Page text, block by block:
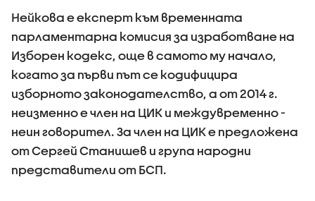
Нейкова е експерт към временната
парламентарна комисия за изработване на
Изборен кодекс, още в самото му начало,
когато за първи път се кодифицира
изборното законодателство, а от 2014 г.
неизменно е член на ЦИК и междувременно -
неин говорител. За член на ЦИК е предложена
от Сергей Станишев и група народни
представители от БСП.